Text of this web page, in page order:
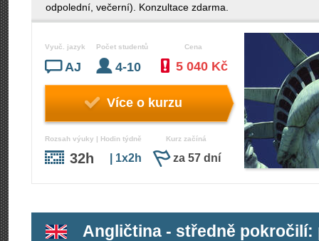
odpolední, večerní). Konzultace zdarma.
Vyuč. jazyk
AJ
Počet studentů
4-10
Cena
5 040 Kč
Více o kurzu
Rozsah výuky | Hodin týdně
32h | 1x2h
Kurz začíná
za 57 dní
Angličtina - středně pokročilí: